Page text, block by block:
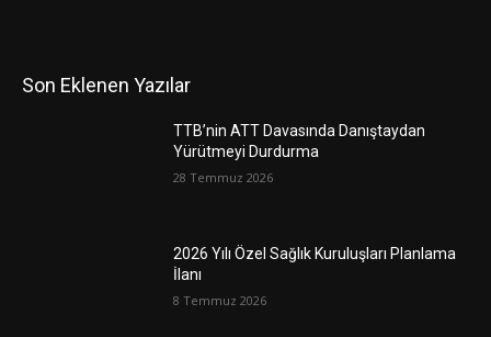
Son Eklenen Yazılar
TTB’nin ATT Davasında Danıştaydan
Yürütmeyi Durdurma
28 Temmuz 2026
2026 Yılı Özel Sağlık Kuruluşları Planlama
İlanı
8 Temmuz 2026